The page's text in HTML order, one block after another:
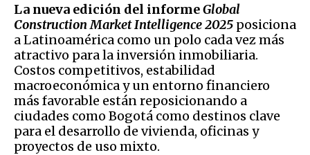
La nueva edición del informeGlobal
Construction Market Intelligence 2025 posiciona
a Latinoamérica como un polo cada vez más
atractivo para la inversión inmobiliaria.
Costos competitivos, estabilidad
macroeconómica y un entorno financiero
más favorable están reposicionando a
ciudades como Bogotá como destinos clave
para el desarrollo de vivienda, oficinas y
proyectos de uso mixto.